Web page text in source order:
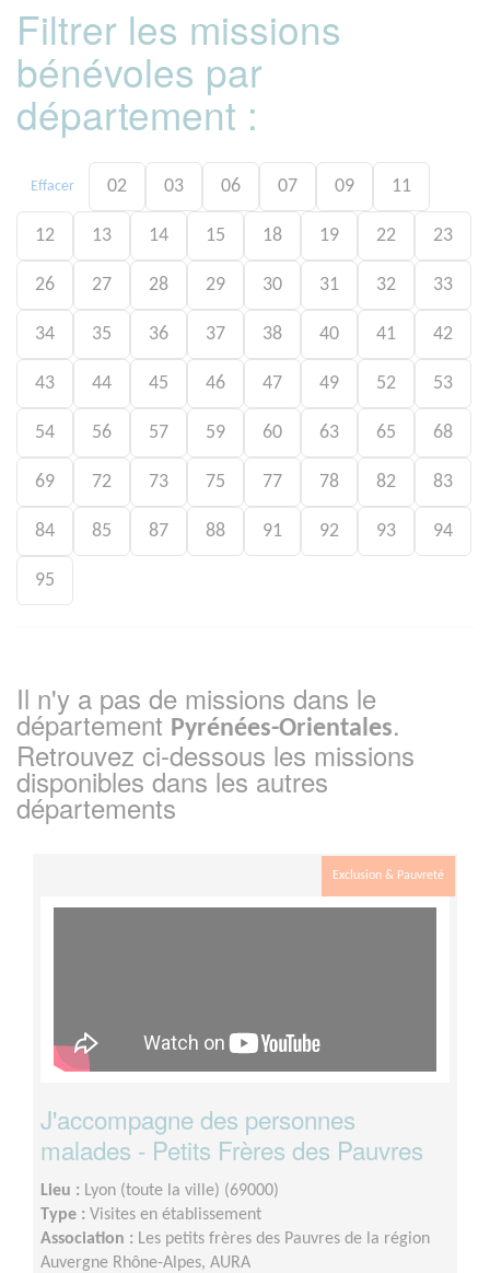
Filtrer les missions
bénévoles par
département :
Effacer 02 03 06 07 09 11
12 13 14 15 18 19 22 23
26 27 28 29 30 31 32 33
34 35 36 37 38 40 41 42
43 44 45 46 47 49 52 53
54 56 57 59 60 63 65 68
69 72 73 75 77 78 82 83
84 85 87 88 91 92 93 94
95
Il n'y a pas de missions dans le
département Pyrénées-Orientales.
Retrouvez ci-dessous les missions
disponibles dans les autres
départements
Exclusion & Pauvreté
J'accompagne des personnes
malades - Petits Frères des Pauvres
Lieu : Lyon (toute la ville) (69000)
Type : Visites en établissement
Association : Les petits frères des Pauvres de la région
Auvergne Rhône-Alpes, AURA